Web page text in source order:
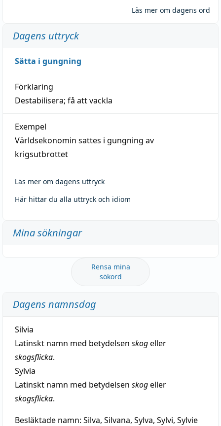
Läs mer om dagens ord
Dagens uttryck
Sätta i gungning
Förklaring
Destabilisera; få att vackla
Exempel
Världsekonomin sattes i gungning av
krigsutbrottet
Läs mer om dagens uttryck
Här hittar du alla uttryck och idiom
Mina sökningar
Rensa mina
sökord
Dagens namnsdag
Silvia
Latinskt namn med betydelsen skogeller
skogsflicka.
Sylvia
Latinskt namn med betydelsen skogeller
skogsflicka.
Besläktade namn: Silva, Silvana, Sylva, Sylvi, Sylvie